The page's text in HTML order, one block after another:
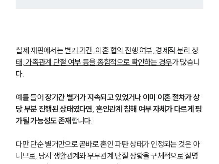
실제 재판에서는 별거 기간, 이혼 협의 진행 여부, 경제적 분리 상
태, 가족관계 단절 여부 등을 종합적으로 확인하는 경우가 많습니
다.
예를 들어 장기간 별거가 지속되고 있었거나 이미 이혼 절차가 상
당 부분 진행된 상태였다면, 혼인관계 침해 여부 자체가 다르게 평
가될 가능성도 존재합니다.
다만 단순 별거만으로 곧바로 혼인 파탄 상태가 인정되는 것은 아
니므로, 당시 생활관계와 부부관계 단절 상황을 구체적으로 설명